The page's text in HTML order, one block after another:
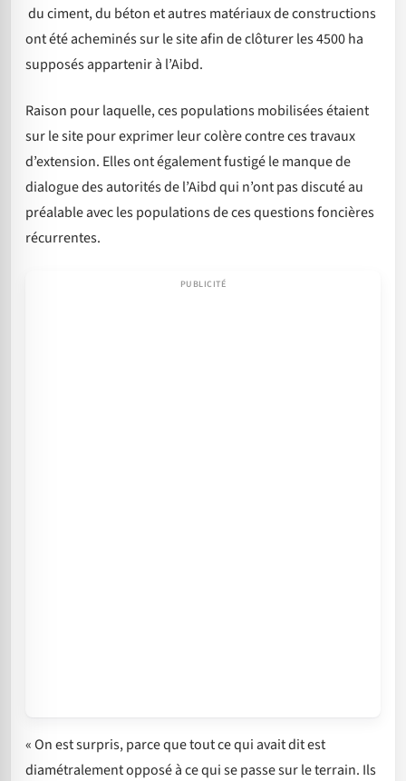
du ciment, du béton et autres matériaux de constructions
ont été acheminés sur le site afin de clôturer les 4500 ha
supposés appartenir à l’Aibd.
Raison pour laquelle, ces populations mobilisées étaient
sur le site pour exprimer leur colère contre ces travaux
d’extension. Elles ont également fustigé le manque de
dialogue des autorités de l’Aibd qui n’ont pas discuté au
préalable avec les populations de ces questions foncières
récurrentes.
« On est surpris, parce que tout ce qui avait dit est
diamétralement opposé à ce qui se passe sur le terrain. Ils